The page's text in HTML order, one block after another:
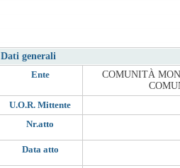
Dati generali
Ente
COMUNITÀ
U.O.R. Mittente
Nr.atto
Data atto